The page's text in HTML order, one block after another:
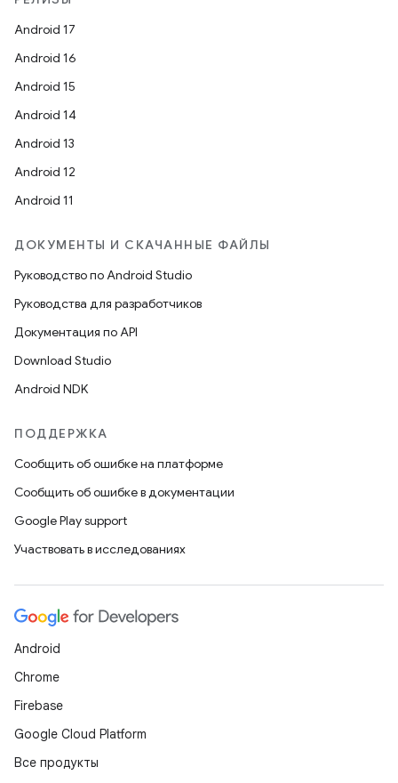
Android 17
Android 16
Android 15
Android 14
Android 13
Android 12
Android 11
ДОКУМЕНТЫ И СКАЧАННЫЕ ФАЙЛЫ
Руководство по Android Studio
Руководства для разработчиков
Документация по API
Download Studio
Android NDK
ПОДДЕРЖКА
Сообщить об ошибке на платформе
Сообщить об ошибке в документации
Google Play support
Участвовать в исследованиях
Android
Chrome
Firebase
Google Cloud Platform
Все продукты